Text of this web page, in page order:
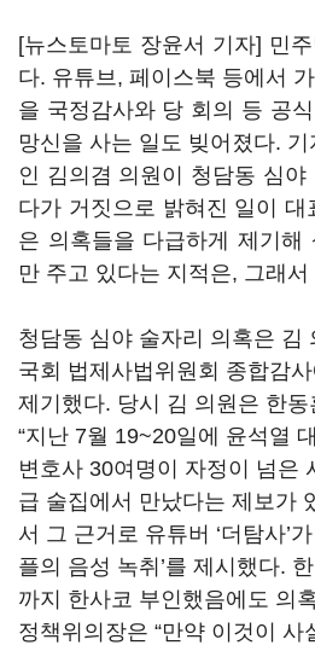
[뉴스토마토 장윤서 기자] 민
다. 유튜브, 페이스북 등에서
을 국정감사와 당 회의 등 공
망신을 사는 일도 빚어졌다.
인 김의겸 의원이 청담동 심
다가 거짓으로 밝혀진 일이
은 의혹들을 다급하게 제기해
만 주고 있다는 지적은, 그래
청담동 심야 술자리 의혹은 김
국회 법제사법위원회 종합감
제기했다. 당시 김 의원은 한동
“지난 7월 19~20일에 윤석열
변호사 30여명이 자정이 넘은
급 술집에서 만났다는 제보가
서 그 근거로 유튜버 ‘더탐사’
플의 음성 녹취’를 제시했다.
까지 한사코 부인했음에도 의
정책위의장은 “만약 이것이 사